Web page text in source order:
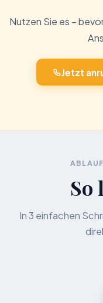
Nutzen Sie es –
Jetzt
So
In 3 einfachen